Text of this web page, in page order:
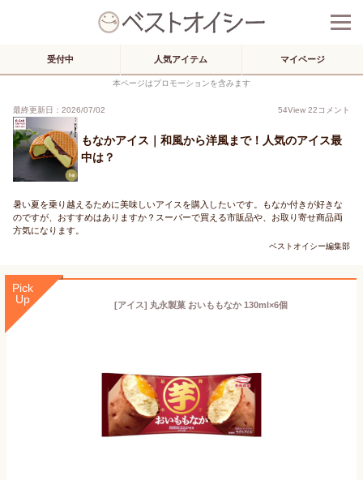
受付中 人気アイテム マイページ
本ページはプロモーションを含みます
最終更新日：2026/07/02 54View 22コメント
もなかアイス｜和風から洋風まで！人気のアイス最
中は？
暑い夏を乗り越えるために美味しいアイスを購入したいです。もなか付きが好きな
のですが、おすすめはありますか？スーパーで買える市販品や、お取り寄せ商品両
方気になります。
ベストオイシー編集部
Pick
Up
[アイス] 丸永製菓 おいももなか 130ml×6個